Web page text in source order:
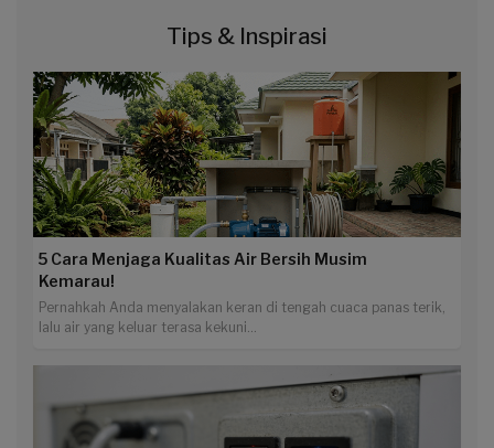
Tips & Inspirasi
5 Cara Menjaga Kualitas Air Bersih Musim
Kemarau!
Pernahkah Anda menyalakan keran di tengah cuaca panas terik,
lalu air yang keluar terasa kekuni...